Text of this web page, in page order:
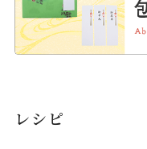
レシピ